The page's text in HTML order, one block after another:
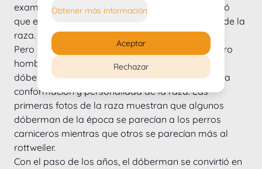
examinar los orígenes del Dobermann y concluyó
que el Pinscher alemán era el principal ancestro de la
raza.
Pero la historia no terminó ahí, porque en 1947 otro
hombre llamado Herr Gruenig afirmó que los
dóberman descendían del Beauceron gracias a la
conformación y personalidad de la raza. Las
primeras fotos de la raza muestran que algunos
dóberman de la época se parecían a los perros
carniceros mientras que otros se parecían más al
rottweiler.
Con el paso de los años, el dóberman se convirtió en
Obtener más información
Rechazar
Aceptar